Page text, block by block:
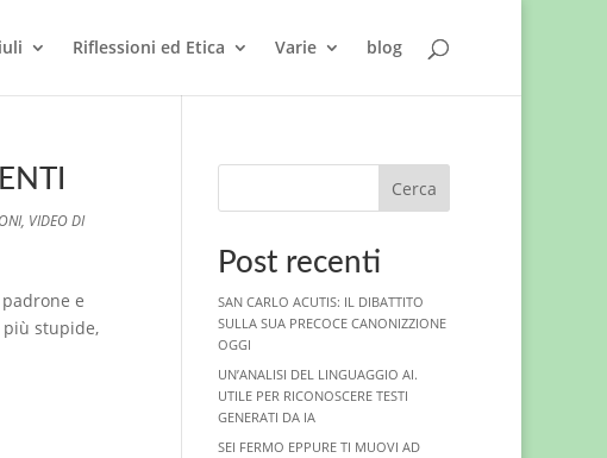
Riflessioni ed Etica Varie blog
, VIDEO DI
e
più stupide,
Cerca
Post recenti
SAN CARLO ACUTIS: IL DIBATTITO
SULLA SUA PRECOCE CANONIZZIONE
OGGI
UN’ANALISI DEL LINGUAGGIO AI.
UTILE PER RICONOSCERE TESTI
GENERATI DA IA
SEI FERMO EPPURE TI MUOVI AD